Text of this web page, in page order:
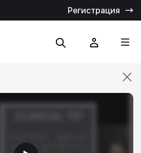
Регистрация
Отмена